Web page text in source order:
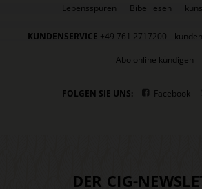
Lebensspuren
Bibel lesen
KUNDENSERVICE +49 761 2717200
Abo online kündigen
FOLGEN SIE UNS: Facebook
DER CIG-